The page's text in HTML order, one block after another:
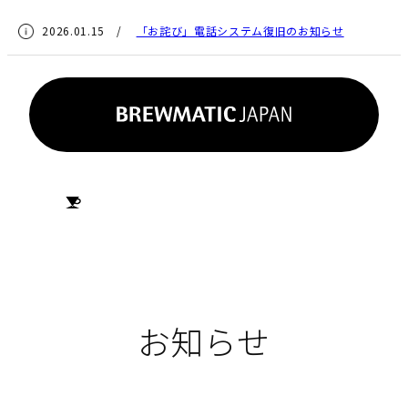
2026.01.15 / 「お詫び」電話システム復旧のお知らせ
お知らせ